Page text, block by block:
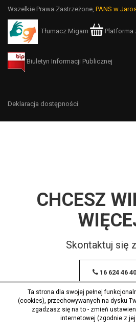
Wszelkie Prawa Zastrzeżone, PANS w
Tłumacz Migam Platforma
Biuletyn Informacji Publicznej
Deklaracja dostępności
CHCESZ
Skontaktuj się
16 624 46 40
Ta strona dla swojej pełnej
(cookies), przechowywanych na dysku
zgadzasz się na to - zmień
internetowej (zgodnie z